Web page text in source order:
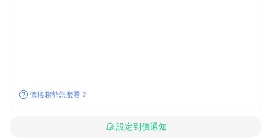
價格趨勢怎麼看？
設定到價通知